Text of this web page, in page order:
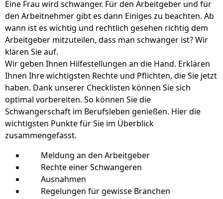
Eine Frau wird schwanger. Für den Arbeitgeber und für
den Arbeitnehmer gibt es dann Einiges zu beachten. Ab
wann ist es wichtig und rechtlich gesehen richtig dem
Arbeitgeber mitzuteilen, dass man schwanger ist? Wir
klären Sie auf.
Wir geben Ihnen Hilfestellungen an die Hand. Erklären
Ihnen Ihre wichtigsten Rechte und Pflichten, die Sie jetzt
haben. Dank unserer Checklisten können Sie sich
optimal vorbereiten. So können Sie die
Schwangerschaft im Berufsleben genießen. Hier die
wichtigsten Punkte für Sie im Überblick
zusammengefasst.
Meldung an den Arbeitgeber
Rechte einer Schwangeren
Ausnahmen
Regelungen für gewisse Branchen